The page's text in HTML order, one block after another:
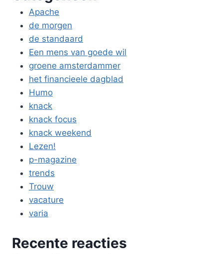
Apache
de morgen
de standaard
Een mens van goede wil
groene amsterdammer
het financieele dagblad
Humo
knack
knack focus
knack weekend
Lezen!
p-magazine
trends
Trouw
vacature
varia
Recente reacties